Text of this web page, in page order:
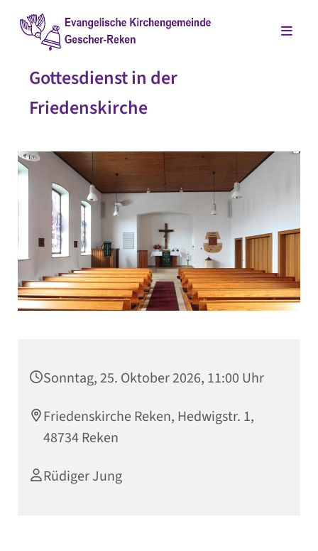
Gottesdienst in der
Friedenskirche
Sonntag, 25. Oktober 2026, 11:00 Uhr
Friedenskirche Reken, Hedwigstr. 1,
48734 Reken
Rüdiger Jung